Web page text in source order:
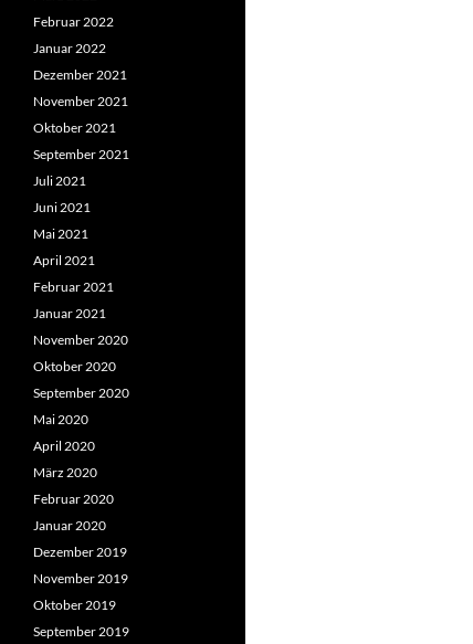
Februar 2022
Januar 2022
Dezember 2021
November 2021
Oktober 2021
September 2021
Juli 2021
Juni 2021
Mai 2021
April 2021
Februar 2021
Januar 2021
November 2020
Oktober 2020
September 2020
Mai 2020
April 2020
März 2020
Februar 2020
Januar 2020
Dezember 2019
November 2019
Oktober 2019
September 2019